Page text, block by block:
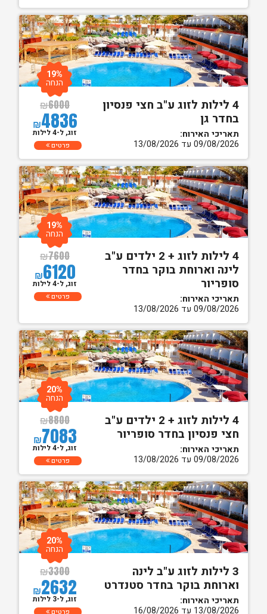
4 לילות לזוג ע"ב חצי פנסיון
בחדר גן
תאריכי האירוח:
09/08/2026 עד 13/08/2026
₪6000
₪4836
19%
הנחה
זוג, ל-4 לילות
פרטים
4 לילות לזוג + 2 ילדים ע"ב
לינה וארוחת בוקר בחדר
סופריור
תאריכי האירוח:
09/08/2026 עד 13/08/2026
₪7600
₪6120
19%
הנחה
זוג, ל-4 לילות
פרטים
4 לילות לזוג + 2 ילדים ע"ב
חצי פנסיון בחדר סופריור
תאריכי האירוח:
09/08/2026 עד 13/08/2026
₪8800
₪7083
20%
הנחה
זוג, ל-4 לילות
פרטים
3 לילות לזוג ע"ב לינה
וארוחת בוקר בחדר סטנדרט
תאריכי האירוח:
13/08/2026 עד 16/08/2026
₪3300
₪2632
20%
הנחה
זוג, ל-3 לילות
פרטים